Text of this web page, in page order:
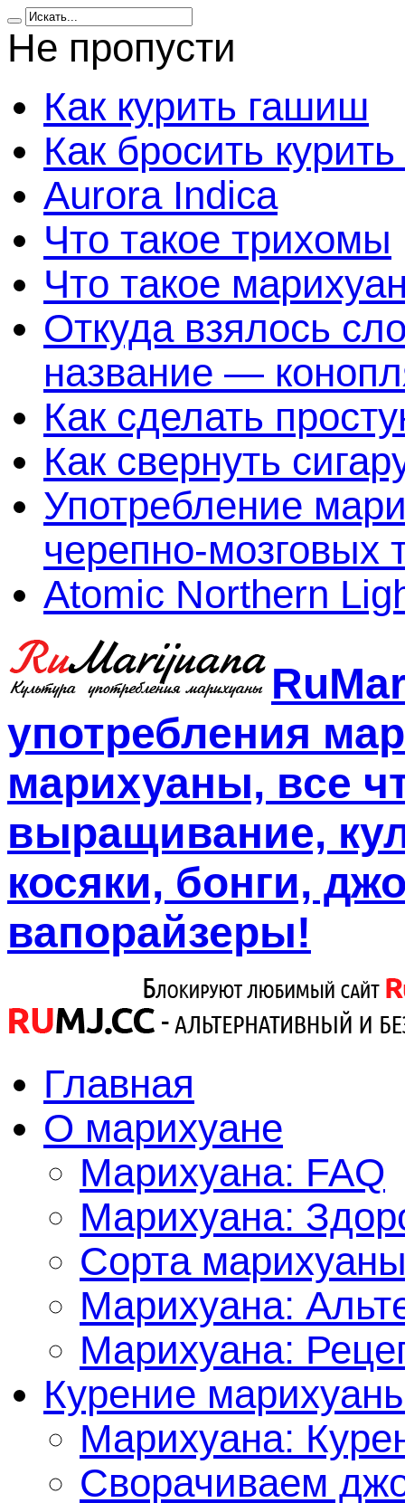
Не пропусти
Как курить гашиш
Как бросить
Aurora Indica
Что такое трихомы
Что такое
Откуда взялось
название —
Как сделать
Как свернуть
Употребление
черепно-мозговых
Atomic Northern
употребления
марихуаны, все
выращивание,
косяки, бонги,
вапорайзеры!
Главная
О марихуане
Марихуана: FAQ
Марихуана:
Сорта
Марихуана:
Марихуана:
Курение
Марихуана:
Сворачиваем